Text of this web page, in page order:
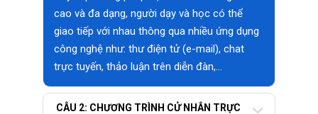
cao và đa dạng, người dạy và học có thể
giao tiếp với nhau thông qua nhiều ứng dụng
công nghệ như: thư điện tử (e-mail), chat
trực tuyến, thảo luận trên diễn đàn,…
CÂU 2: CHƯƠNG TRÌNH CỬ NHÂN TRỰC